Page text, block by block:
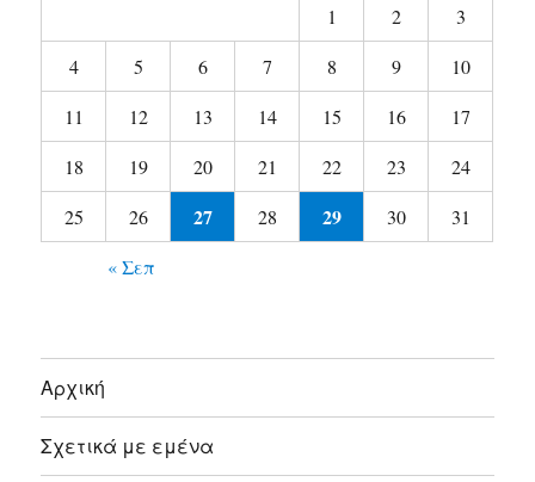
1 2
3
4
5 6 7 8 9
10
11
12 13 14 15 16
17
18
19 20 21 22 23
24
25
26 27 28 29 30
31
« Σεπ
Αρχική
Σχετικά με εμένα